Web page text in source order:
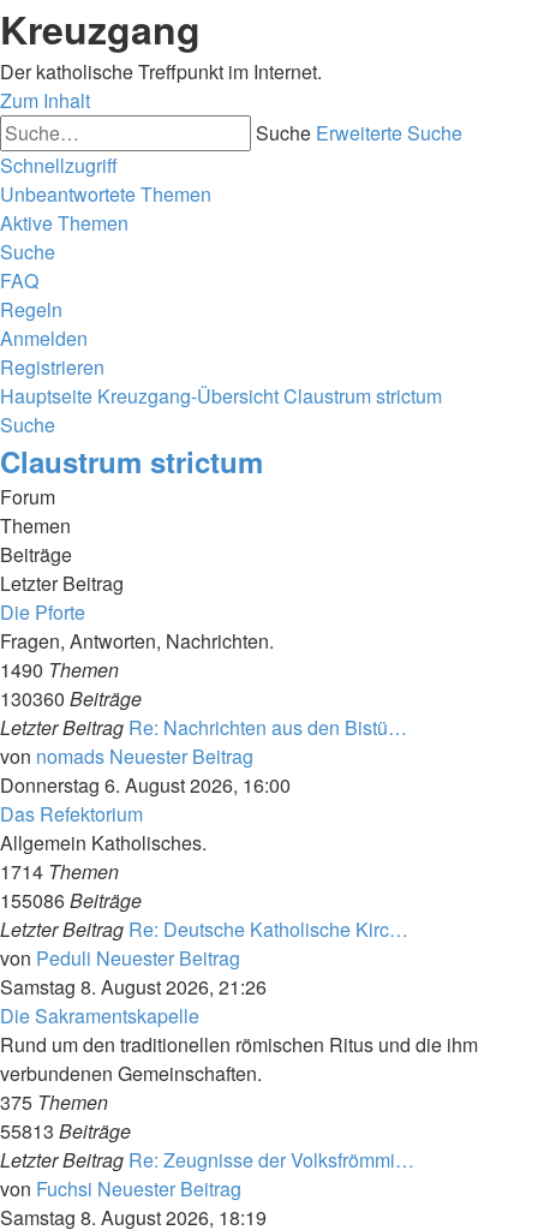
Kreuzgang
Der katholische Treffpunkt im Internet.
Zum Inhalt
Suche Erweiterte Suche
Schnellzugriff
Unbeantwortete Themen
Aktive Themen
Suche
FAQ
Regeln
Anmelden
Registrieren
Hauptseite Kreuzgang-ÜbersichtClaustrum strictum
Suche
Claustrum strictum
Forum
Themen
Beiträge
Letzter Beitrag
Die Pforte
Fragen, Antworten, Nachrichten.
1490 Themen
130360 Beiträge
Letzter Beitrag Re: Nachrichten aus den Bistü…
von nomads Neuester Beitrag
Donnerstag 6. August 2026, 16:00
Das Refektorium
Allgemein Katholisches.
1714 Themen
155086Beiträge
Letzter Beitrag Re: Deutsche Katholische Kirc…
von Peduli Neuester Beitrag
Samstag 8. August 2026, 21:26
Die Sakramentskapelle
Rund um den traditionellen römischen Ritus und die ihm
verbundenen Gemeinschaften.
375 Themen
55813 Beiträge
Letzter Beitrag Re: Zeugnisse der Volksfrömmi…
von Fuchsi Neuester Beitrag
Samstag 8. August 2026, 18:19